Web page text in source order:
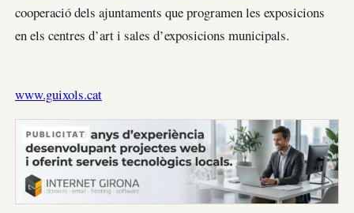
cooperació dels ajuntaments que programen les exposicions
en els centres d’art i sales d’exposicions municipals.
www.guixols.cat
PUBLICITAT